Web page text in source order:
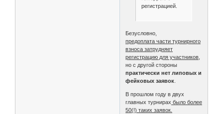
регистрацией.
Безусловно,
предоплата части турнирного
взноса затрудняет
регистрацию для участников
но с другой стороны
практически нет липовых и
фейковых заявок
В прошлом году в двух
главных турнирах было более
50(!) таких заявок.